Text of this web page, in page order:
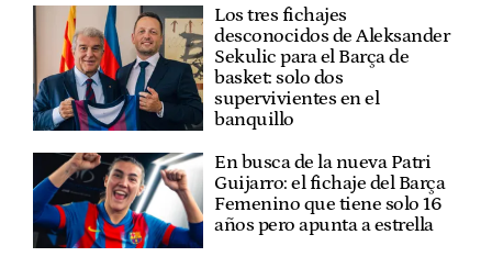
Los tres fichajes
desconocidos de Aleksander
Sekulic para el Barça de
basket: solo dos
supervivientes en el
banquillo
En busca de la nueva Patri
Guijarro: el fichaje del Barça
Femenino que tiene solo 16
años pero apunta a estrella